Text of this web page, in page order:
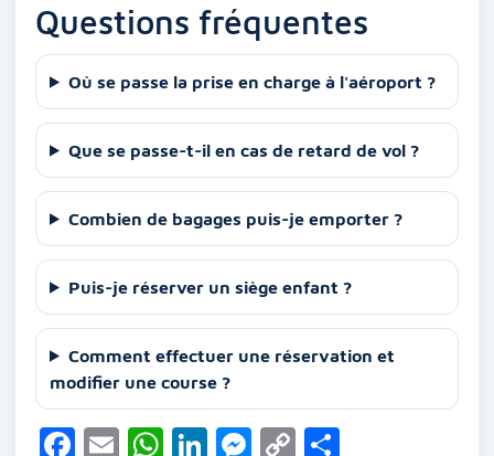
Questions fréquentes
Où se passe la prise en charge à l'aéroport ?
Que se passe-t-il en cas de retard de vol ?
Combien de bagages puis-je emporter ?
Puis-je réserver un siège enfant ?
Comment effectuer une réservation et
modifier une course ?
F E W Li M C